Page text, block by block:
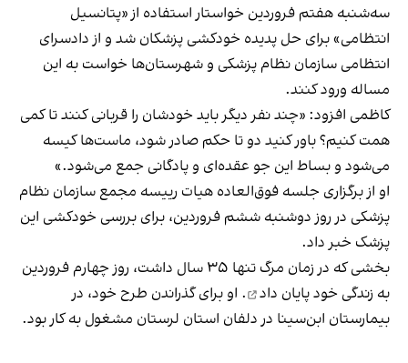
سه‌شنبه هفتم فروردین خواستار استفاده از «پتانسیل
انتظامی» برای حل پدیده خودکشی پزشکان شد و از دادسرای
انتظامی سازمان نظام پزشکی و شهرستان‌ها خواست به این
مساله ورود کنند.
کاظمی افزود: «چند نفر ديگر بايد خودشان را قربانی کنند تا کمی
همت كنيم؟ باور كنيد دو تا حكم صادر شود، ماست‌ها كيسه
می‌شود و بساط اين جو عقده‌ای و پادگانی جمع می‌شود.»
او از برگزاری جلسه فوق‌العاده هیات رییسه مجمع سازمان نظام
پزشکی در روز دوشنبه ششم فروردین، برای بررسی خودکشی این
پزشک خبر داد.
بخشی که در زمان مرگ تنها ۳۵ سال داشت، روز چهارم فروردین
به زندگی خود پایان داد
. او برای گذراندن طرح خود، در
بیمارستان ابن‌سینا در دلفان استان لرستان مشغول به کار بود.